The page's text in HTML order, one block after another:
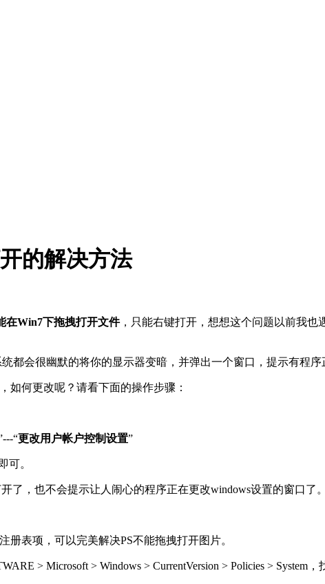
的解决方法
在Win7下拖拽打开文件，只能右键打开，想想这个问题以前我也
都会很幽默的将你的显示器变暗，并弹出一个窗口，提示有程序
如何更改呢？请看下面的操作步骤：
“更改用户帐户控制设置”
即可。
了，也不会提示让人闹心的程序正在更改windows设置的窗口了。
表项，可以完美解决PS不能拖拽打开图片。
> Microsoft > Windows > CurrentVersion > Policies > System